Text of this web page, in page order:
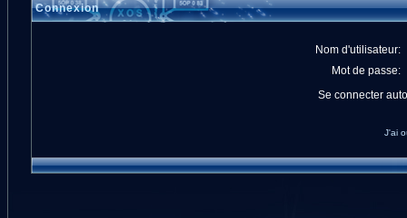
Connexion
Nom d'utilisateur:
Mot de passe:
Se connecter
J'ai